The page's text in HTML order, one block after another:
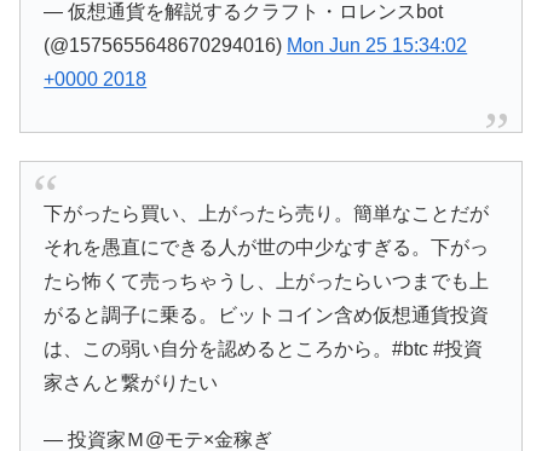
— 仮想通貨を解説するクラフト・ロレンスbot
(@1575655648670294016) Mon Jun 25 15:34:02
+0000 2018
下がったら買い、上がったら売り。簡単なことだが
それを愚直にできる人が世の中少なすぎる。下がっ
たら怖くて売っちゃうし、上がったらいつまでも上
がると調子に乗る。ビットコイン含め仮想通貨投資
は、この弱い自分を認めるところから。#btc #投資
家さんと繋がりたい
— 投資家Ｍ@モテ×金稼ぎ